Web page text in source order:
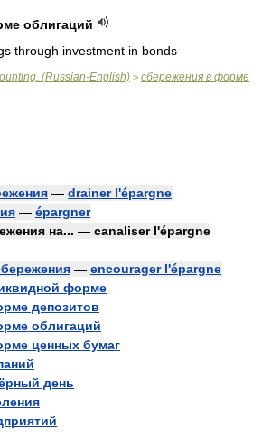
облигаций
through investment in bonds
(Russian-English) > сбережения в форме
— drainer l'épargne
— épargner
на... — canaliser l'épargne
— encourager l'épargne
форме
депозитов
облигаций
ценных бумаг
день